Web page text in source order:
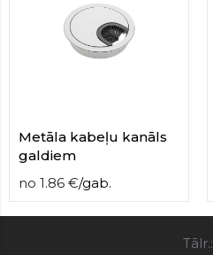
Metāla kabeļu kanāls
galdiem
no 1.86 €/gab.
Tālr.: